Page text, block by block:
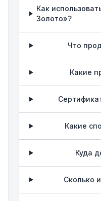
Как
Золото»?
Что
Какие
Какие
Куда
Сколько